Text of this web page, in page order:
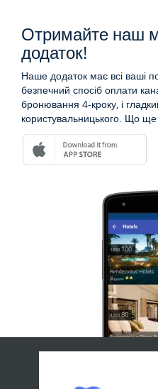
Отримайте наш
додаток!
Наше додаток має всі ваші
безпечний спосіб оплати
бронювання 4-кроку, і
користувальницького. Що